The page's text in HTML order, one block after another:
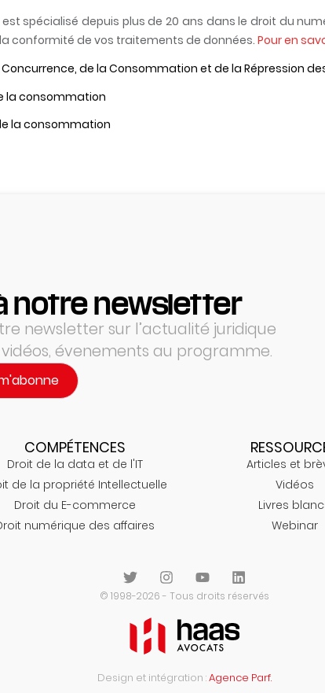
est spécialisé depuis plus de 20 ans dans le droit du
conformité de vos traitements de données. Pour en
de la Consommation et de la Répression
la consommation
la consommation
notre newsletter
newsletter sur l’actualité juridique
évenements au programme.
COMPÉTENCES
Droit de la data et de l'IT
de la propriété Intellectuelle
Droit du E-commerce
numérique des affaires
Articles et
Vidéos
Livres
Webinar
© 1998-2026 - Tous droits réservés
Design et intégration :Agence Parf.